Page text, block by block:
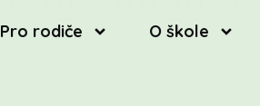
Pro rodiče O škole